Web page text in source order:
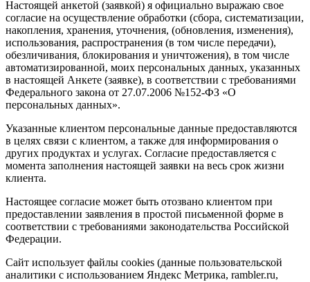
Настоящей анкетой (заявкой) я официально выражаю свое
согласие на осуществление обработки (сбора, систематизации,
накопления, хранения, уточнения, (обновления, изменения),
использования, распространения (в том числе передачи),
обезличивания, блокирования и уничтожения), в том числе
автоматизированной, моих персональных данных, указанных
в настоящей Анкете (заявке), в соответствии с требованиями
Федерального закона от 27.07.2006 №152-ФЗ «О
персональных данных».
Указанные клиентом персональные данные предоставляются
в целях связи с клиентом, а также для информирования о
других продуктах и услугах. Согласие предоставляется с
момента заполнения настоящей заявки на весь срок жизни
клиента.
Настоящее согласие может быть отозвано клиентом при
предоставлении заявления в простой письменной форме в
соответствии с требованиями законодательства Российской
Федерации.
Сайт использует файлы cookies (данные пользовательской
аналитики с использованием Яндекс Метрика, rambler.ru,